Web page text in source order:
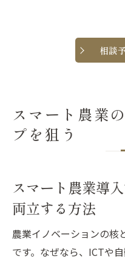
農業イノベーショ
農業イノベー
ン手法
農業イノベーシ
イノベーショ
経営に革新を
の活用
農業イノベー
相談
スマート農業
プを狙う
スマート農業導
両立する方法
農業イノベーションの核
です。なぜなら、ICTや